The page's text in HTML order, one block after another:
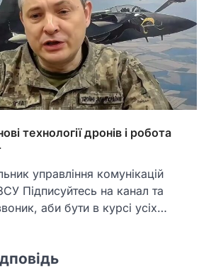
технології дронів і робота
управління комунікацій
Підписуйтесь на канал та
аби бути в курсі усіх…